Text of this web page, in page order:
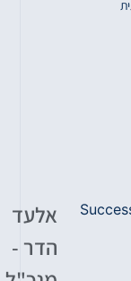
אלעד
הדר -